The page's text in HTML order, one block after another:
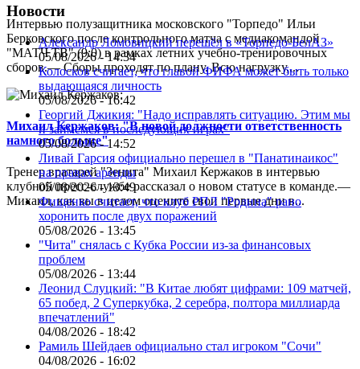
Интервью полузащитника московского "Торпедо" Ильи
Берковского после контрольного матча с медиакомандой
"МАТЧ ТВ" (9:0) в рамках летних учебно-тренировочных
сборов.— Сборы проходят по плану. Всю нагрузку,...
Михаил Кержаков: "В новой должности ответственность
намного больше"
Тренер вратарей "Зенита" Михаил Кержаков в интервью
клубной пресс-службе рассказал о новом статусе в команде.—
Михаил, как вы в целом оцените свои первые дни в...
Новости
Александр Ломовицкий перешёл в «Торпедо-БелАЗ»
05/08/2026 - 14:34
Колосков считает, что главой ФИФА может быть только
выдающаяся личность
05/08/2026 - 16:42
Георгий Джикия: "Надо исправлять ситуацию. Этим мы
и займёмся в последующих играх"
05/08/2026 - 14:52
Ливай Гарсия официально перешел в "Панатинаикос"
на правах аренды
05/08/2026 - 13:49
Фищенко считает, что клуб РПЛ "Родина" рано
хоронить после двух поражений
05/08/2026 - 13:45
"Чита" снялась с Кубка России из-за финансовых
проблем
05/08/2026 - 13:44
Леонид Слуцкий: "В Китае любят цифрами: 109 матчей,
65 побед, 2 Суперкубка, 2 серебра, полтора миллиарда
впечатлений"
04/08/2026 - 18:42
Рамиль Шейдаев официально стал игроком "Сочи"
04/08/2026 - 16:02